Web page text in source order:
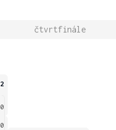
čtvrtfinále
2
0
0